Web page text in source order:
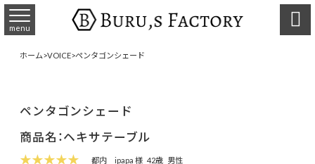
menu 
ホーム>VOICE>ペンタゴンシェード
ペンタゴンシェード
商品名：ヘキサテーブル
★★★★★
都内 ipapa 様 42歳 男性